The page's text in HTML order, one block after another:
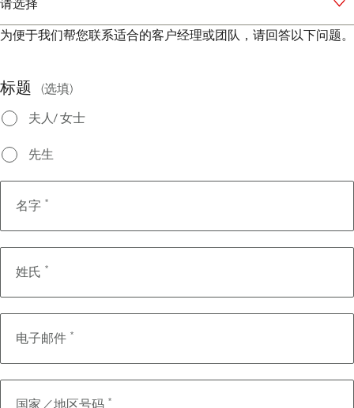
请选择
为便于我们帮您联系适合的客户经理或团队，请回答以下问题。
标题
(选填)
夫人/ 女士
先生
名字 *
姓氏 *
电子邮件 *
电
国家／地区号码 *